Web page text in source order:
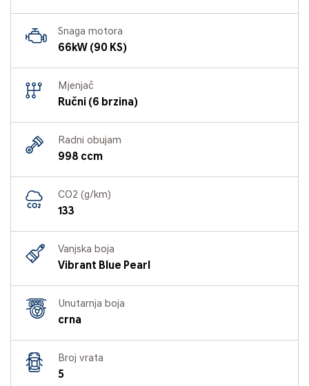
Snaga motora
66kW (90 KS)
Mjenjač
Ručni (6 brzina)
Radni obujam
998 ccm
CO2 (g/km)
133
Vanjska boja
Vibrant Blue Pearl
Unutarnja boja
crna
Broj vrata
5